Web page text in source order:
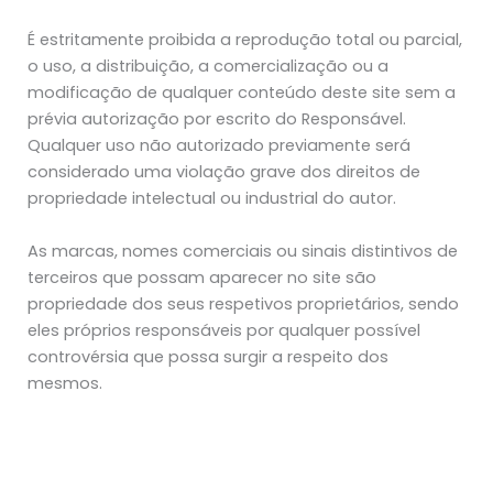
É estritamente proibida a reprodução total ou parcial,
o uso, a distribuição, a comercialização ou a
modificação de qualquer conteúdo deste site sem a
prévia autorização por escrito do Responsável.
Qualquer uso não autorizado previamente será
considerado uma violação grave dos direitos de
propriedade intelectual ou industrial do autor.
As marcas, nomes comerciais ou sinais distintivos de
terceiros que possam aparecer no site são
propriedade dos seus respetivos proprietários, sendo
eles próprios responsáveis por qualquer possível
controvérsia que possa surgir a respeito dos
mesmos.